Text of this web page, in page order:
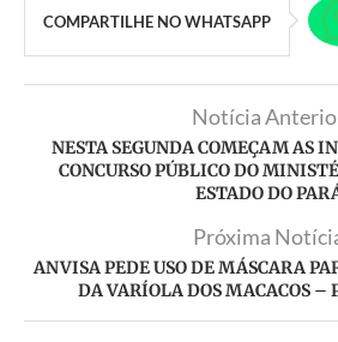
COMPARTILHE NO WHATSAPP
Notícia
NESTA SEGUNDA COMEÇAM AS
CONCURSO PÚBLICO DO
ESTADO DO
Próxima
ANVISA PEDE USO DE MÁSCARA
DA VARÍOLA DOS MACACOS –